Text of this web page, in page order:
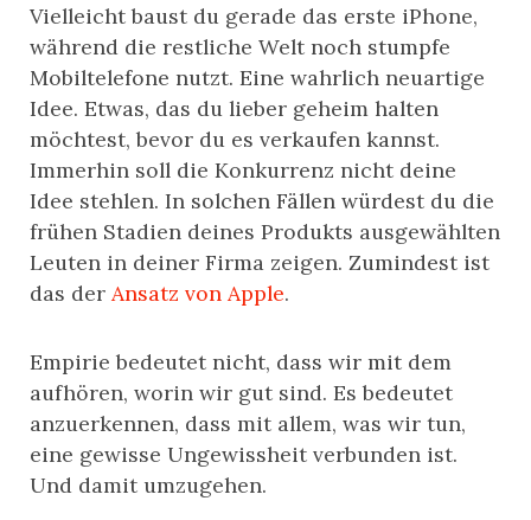
Vielleicht baust du gerade das erste iPhone,
während die restliche Welt noch stumpfe
Mobiltelefone nutzt. Eine wahrlich neuartige
Idee. Etwas, das du lieber geheim halten
möchtest, bevor du es verkaufen kannst.
Immerhin soll die Konkurrenz nicht deine
Idee stehlen. In solchen Fällen würdest du die
frühen Stadien deines Produkts ausgewählten
Leuten in deiner Firma zeigen. Zumindest ist
das der Ansatz von Apple.
Empirie bedeutet nicht, dass wir mit dem
aufhören, worin wir gut sind. Es bedeutet
anzuerkennen, dass mit allem, was wir tun,
eine gewisse Ungewissheit verbunden ist.
Und damit umzugehen.